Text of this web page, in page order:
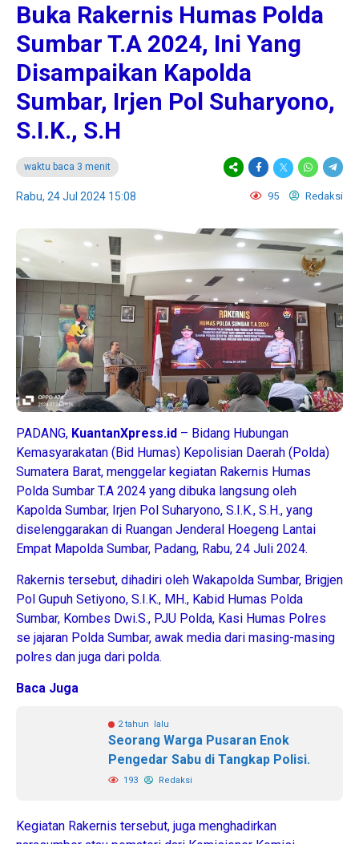
Buka Rakernis Humas Polda
Sumbar T.A 2024, Ini Yang
Disampaikan Kapolda
Sumbar, Irjen Pol Suharyono,
S.I.K., S.H
waktu baca 3 menit
Rabu, 24 Jul 2024 15:08 95 Redaksi
PADANG, KuantanXpress.id – Bidang Hubungan
Kemasyarakatan (Bid Humas) Kepolisian Daerah (Polda)
Sumatera Barat, menggelar kegiatan Rakernis Humas
Polda Sumbar T.A 2024 yang dibuka langsung oleh
Kapolda Sumbar, Irjen Pol Suharyono, S.I.K., S.H., yang
diselenggarakan di Ruangan Jenderal Hoegeng Lantai
Empat Mapolda Sumbar, Padang, Rabu, 24 Juli 2024.
Rakernis tersebut, dihadiri oleh Wakapolda Sumbar, Brigjen
Pol Gupuh Setiyono, S.I.K., MH., Kabid Humas Polda
Sumbar, Kombes Dwi.S., PJU Polda, Kasi Humas Polres
se jajaran Polda Sumbar, awak media dari masing-masing
polres dan juga dari polda.
Baca Juga
2 tahun lalu
Seorang Warga Pusaran Enok
Pengedar Sabu di Tangkap Polisi.
193 Redaksi
Kegiatan Rakernis tersebut, juga menghadirkan